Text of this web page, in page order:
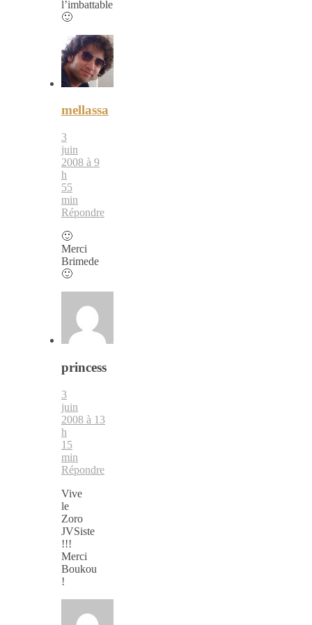
l’imbattable
🙂
mellassa
3
juin
2008 à 9
h
55
min
Répondre
🙂
Merci
Brimede
🙂
princess
3
juin
2008 à 13
h
15
min
Répondre
Vive
le
Zoro
JVSiste
!!!
Merci
Boukou
!